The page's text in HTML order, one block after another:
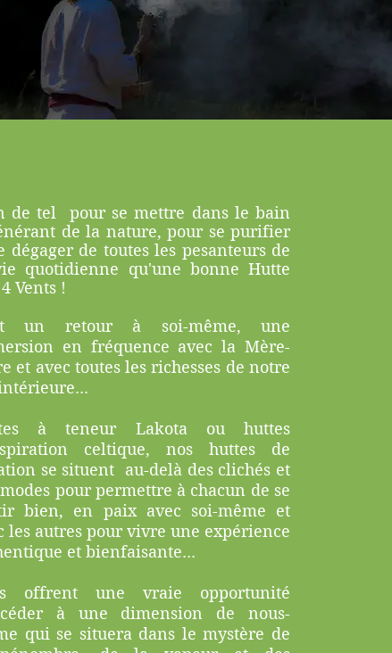
de tel pour se mettre dans le bain
de la nature, pour se purifier
dégager de toutes les pesanteurs de
quotidienne qu'une bonne Hutte
Vents !
un retour à soi-même, une
en fréquence avec la Mère-
et avec toutes les richesses de notre
à teneur Lakota ou huttes
celtique, nos huttes de
se situent au-delà des clichés et
pour permettre à chacun de se
bien, en paix avec soi-même et
les autres pour vivre une expérience
et bienfaisante...
offrent une vraie opportunité
à une dimension de nous-
qui se situera dans le mystère de